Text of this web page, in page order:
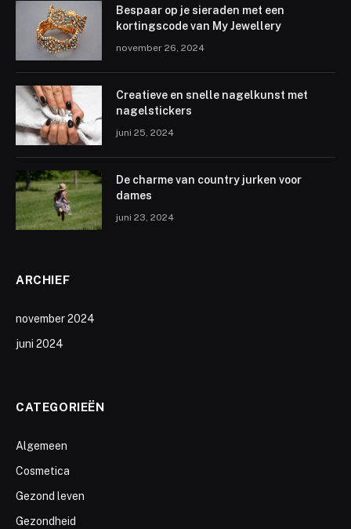
Bespaar op je sieraden met een
kortingscode van My Jewellery
november 26, 2024
Creatieve en snelle nagelkunst met
nagelstickers
juni 25, 2024
De charme van country jurken voor
dames
juni 23, 2024
ARCHIEF
november 2024
juni 2024
CATEGORIEËN
Algemeen
Cosmetica
Gezond leven
Gezondheid